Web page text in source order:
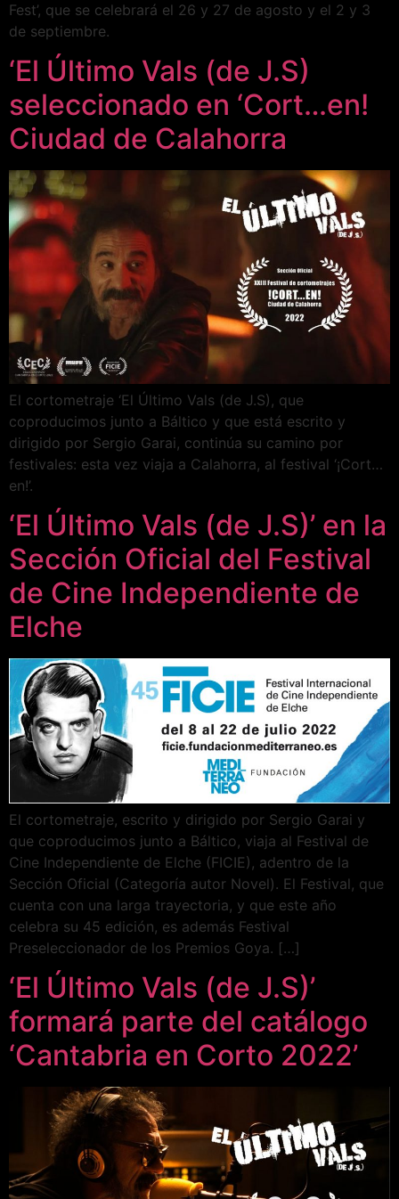
Fest’, que se celebrará el 26 y 27 de agosto y el 2 y 3
de septiembre.
‘El Último Vals (de J.S)
seleccionado en ‘Cort…en!
Ciudad de Calahorra
El cortometraje ‘El Último Vals (de J.S), que
coproducimos junto a Báltico y que está escrito y
dirigido por Sergio Garai, continúa su camino por
festivales: esta vez viaja a Calahorra, al festival ‘¡Cort…
en!’.
‘El Último Vals (de J.S)’ en la
Sección Oficial del Festival
de Cine Independiente de
Elche
El cortometraje, escrito y dirigido por Sergio Garai y
que coproducimos junto a Báltico, viaja al Festival de
Cine Independiente de Elche (FICIE), adentro de la
Sección Oficial (Categoría autor Novel). El Festival, que
cuenta con una larga trayectoria, y que este año
celebra su 45 edición, es además Festival
Preseleccionador de los Premios Goya. […]
‘El Último Vals (de J.S)’
formará parte del catálogo
‘Cantabria en Corto 2022’